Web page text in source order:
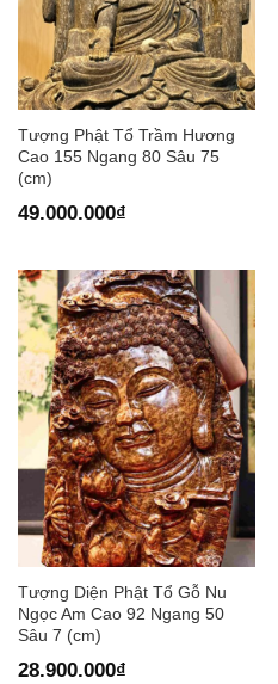
Tượng Phật Tổ Trầm Hương
Cao 155 Ngang 80 Sâu 75
(cm)
49.000.000₫
Tượng Diện Phật Tổ Gỗ Nu
Ngọc Am Cao 92 Ngang 50
Sâu 7 (cm)
28.900.000₫